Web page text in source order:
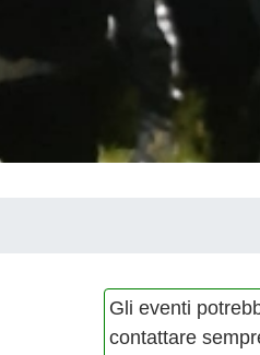
Gli eventi
contattare